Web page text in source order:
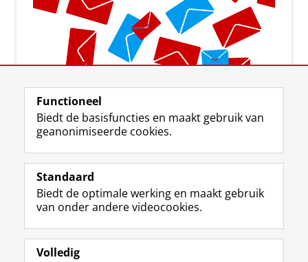
Aanmelden voor de nieuwsbrief
Volg ons op
a
c
b
n
s
a
i
e
o
u
Meer info
Functioneel
Biedt de basisfuncties en maakt gebruik van
geanonimiseerde cookies.
Standaard
Biedt de optimale werking en maakt gebruik
van onder andere videocookies.
Volledig